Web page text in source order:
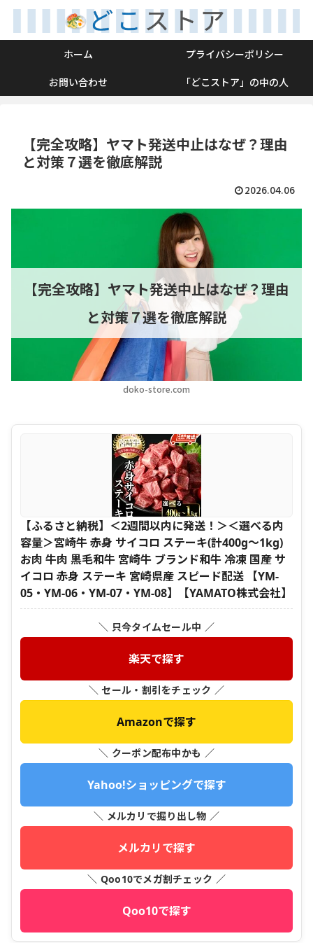
ホーム
プライバシーポリシー
お問い合わせ
「どこストア」の中の人
【完全攻略】ヤマト発送中止はなぜ？理由
と対策７選を徹底解説
2026.04.06
doko-store.com
【完全攻略】ヤマト発送中止はなぜ？理由
と対策７選を徹底解説
【ふるさと納税】＜2週間以内に発送！＞＜選べる内
容量＞宮崎牛 赤身 サイコロ ステーキ(計400g～1kg)
お肉 牛肉 黒毛和牛 宮崎牛 ブランド和牛 冷凍 国産 サ
イコロ 赤身 ステーキ 宮崎県産 スピード配送 【YM-
05・YM-06・YM-07・YM-08】【YAMATO株式会社】
＼ 只今タイムセール中 ／
楽天で探す
＼ セール・割引をチェック ／
Amazonで探す
＼ クーポン配布中かも ／
Yahoo!ショッピングで探す
＼ メルカリで掘り出し物 ／
メルカリで探す
＼ Qoo10でメガ割チェック ／
Qoo10で探す